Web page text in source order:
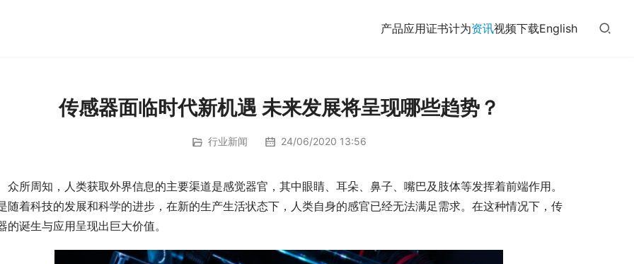
产品应用证书计为资讯视频下载English
传感器面临时代新机遇 未来发展将呈现哪些趋势？
行业新闻 24/06/2020 13:56
周知，人类获取外界信息的主要渠道是感觉器官，其中眼睛、耳朵、鼻子、嘴巴及肢体等发挥着前端作用。
随着科技的发展和科学的进步，在新的生产生活状态下，人类自身的感官已经无法满足需求。在这种情况下，传
的诞生与应用呈现出巨大价值。